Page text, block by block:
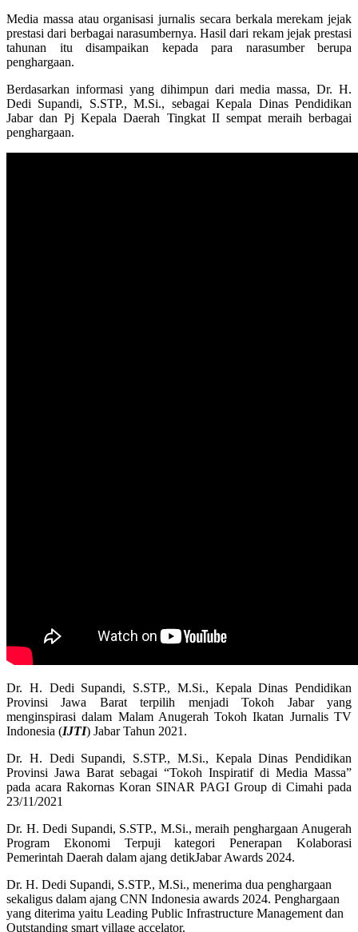
Media massa atau organisasi jurnalis secara berkala merekam jejak
prestasi dari berbagai narasumbernya. Hasil dari rekam jejak prestasi
tahunan itu disampaikan kepada para narasumber berupa
penghargaan.
Berdasarkan informasi yang dihimpun dari media massa, Dr. H.
Dedi Supandi, S.STP., M.Si., sebagai Kepala Dinas Pendidikan
Jabar dan Pj Kepala Daerah Tingkat II sempat meraih berbagai
penghargaan.
Dr. H. Dedi Supandi, S.STP., M.Si., Kepala Dinas Pendidikan
Provinsi Jawa Barat terpilih menjadi Tokoh Jabar yang
menginspirasi dalam Malam Anugerah Tokoh Ikatan Jurnalis TV
Indonesia (IJTI) Jabar Tahun 2021.
Dr. H. Dedi Supandi, S.STP., M.Si., Kepala Dinas Pendidikan
Provinsi Jawa Barat sebagai “Tokoh Inspiratif di Media Massa”
pada acara Rakornas Koran SINAR PAGI Group di Cimahi pada
23/11/2021
Dr. H. Dedi Supandi, S.STP., M.Si., meraih penghargaan Anugerah
Program Ekonomi Terpuji kategori Penerapan Kolaborasi
Pemerintah Daerah dalam ajang detikJabar Awards 2024.
Dr. H. Dedi Supandi, S.STP., M.Si., menerima dua penghargaan
sekaligus dalam ajang CNN Indonesia awards 2024. Penghargaan
yang diterima yaitu Leading Public Infrastructure Management dan
Outstanding smart village accelator.